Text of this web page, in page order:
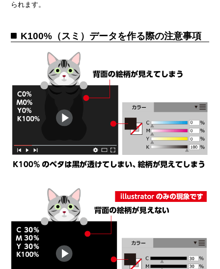
られます。
K100%（スミ）データを作る際の注意事項